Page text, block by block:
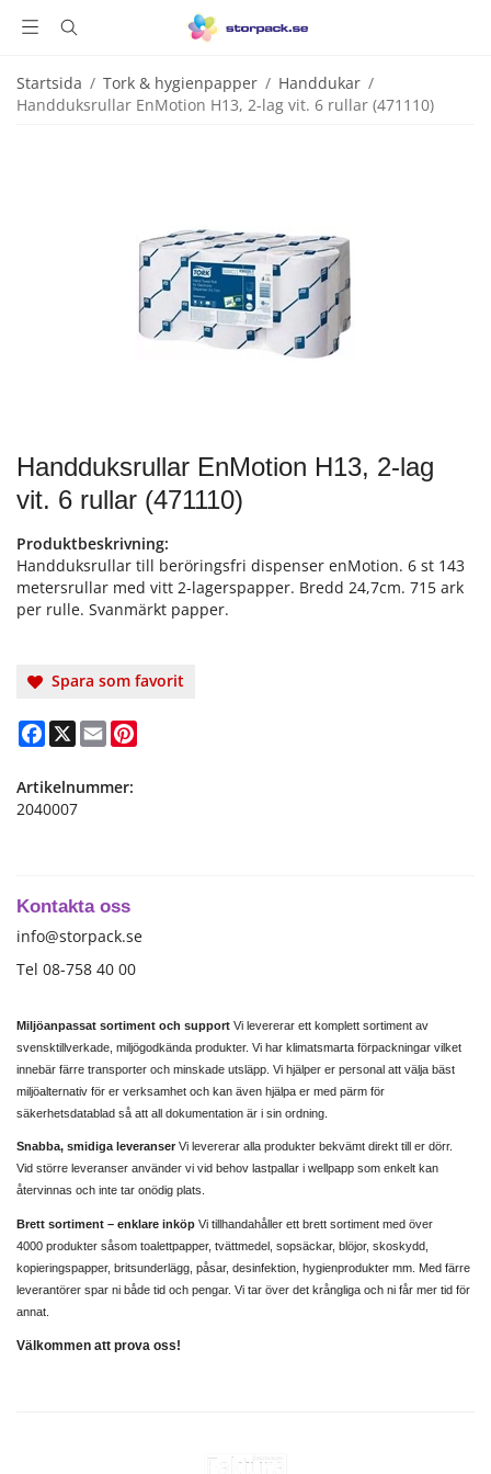
Startsida / Tork & hygienpapper / Handdukar /
Handduksrullar EnMotion H13, 2-lag vit. 6 rullar (471110)
Handduksrullar EnMotion H13, 2-lag
vit. 6 rullar (471110)
Produktbeskrivning:
Handduksrullar till beröringsfri dispenser enMotion. 6 st 143
metersrullar med vitt 2-lagerspapper. Bredd 24,7cm. 715 ark
per rulle. Svanmärkt papper.
Spara som favorit
Facebook
X Email
Artikelnummer:
2040007
Kontakta oss
info@storpack.se
Tel 08-758 40 00
Miljöanpassat sortiment och support Vi levererar ett komplett sortiment av
svensktillverkade, miljögodkända produkter. Vi har klimatsmarta förpackningar vilket
innebär färre transporter och minskade utsläpp. Vi hjälper er personal att välja bäst
miljöalternativ för er verksamhet och kan även hjälpa er med pärm för
säkerhetsdatablad så att all dokumentation är i sin ordning.
Snabba, smidiga leveranser Vi levererar alla produkter bekvämt direkt till er dörr.
Vid större leveranser använder vi vid behov lastpallar i wellpapp som enkelt kan
återvinnas och inte tar onödig plats.
Brett sortiment – enklare inköp Vi tillhandahåller ett brett sortiment med över
4000 produkter såsom toalettpapper, tvättmedel, sopsäckar, blöjor, skoskydd,
kopieringspapper, britsunderlägg, påsar, desinfektion, hygienprodukter mm. Med färre
leverantörer spar ni både tid och pengar. Vi tar över det krångliga och ni får mer tid för
annat.
Välkommen att prova oss!